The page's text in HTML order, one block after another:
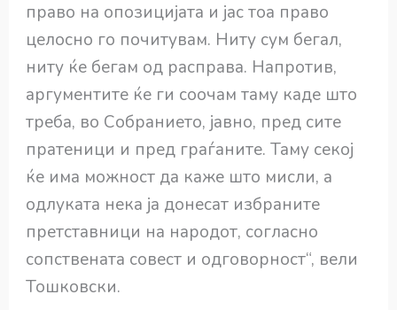
право на опозицијата и јас тоа право
целосно го почитувам. Ниту сум бегал,
ниту ќе бегам од расправа. Напротив,
аргументите ќе ги соочам таму каде што
треба, во Собранието, јавно, пред сите
пратеници и пред граѓаните. Таму секој
ќе има можност да каже што мисли, а
одлуката нека ја донесат избраните
претставници на народот, согласно
сопствената совест и одговорност“, вели
Тошковски.